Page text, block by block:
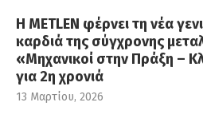
Η METLEN φέρνει τη νέα
καρδιά της σύγχρονης
«Μηχανικοί στην Πράξη –
για 2η χρονιά
13 Μαρτίου, 2026